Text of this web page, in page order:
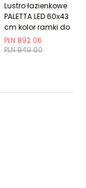
PLN 949.00
PLN 892.06
Lustro łazienkowe
PALETTA LED 60x43
cm kolor ramki do
wyboru